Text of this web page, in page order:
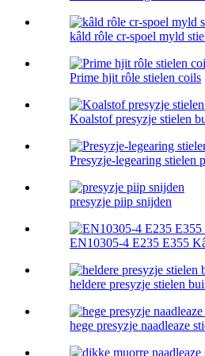
kâld rôle cr-spoel myld
Prime hjit rôle stielen coils
Koalstof presyzje stielen
Presyzje-legearing stielen
presyzje piip snijden
EN10305-4 E235 E355
heldere presyzje stielen
hege presyzje naadleaze